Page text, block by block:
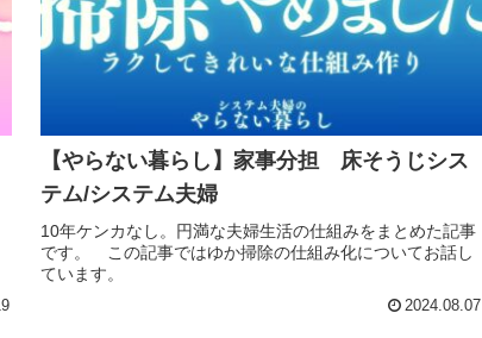
【やらない暮らし】家事分担 床そうじシス
テム/システム夫婦
10年ケンカなし。円満な夫婦生活の仕組みをまとめた記事
です。 この記事ではゆか掃除の仕組み化についてお話し
ています。
2024.08.07